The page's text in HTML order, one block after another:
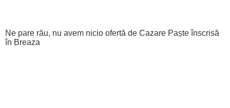
Ne pare rău, nu avem nicio ofertă de Cazare Paște înscrisă
în Breaza
despre C A